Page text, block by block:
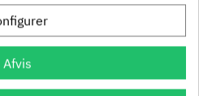
Afvis